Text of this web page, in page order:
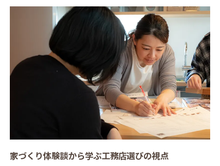
家づくり体験談から学ぶ工務店選びの視点